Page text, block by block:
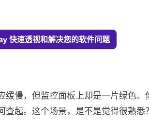
快速透视和解决您的软件问题
慢，但监控面板上却是一片绿色。
起。这个场景，是不是觉得很熟悉？